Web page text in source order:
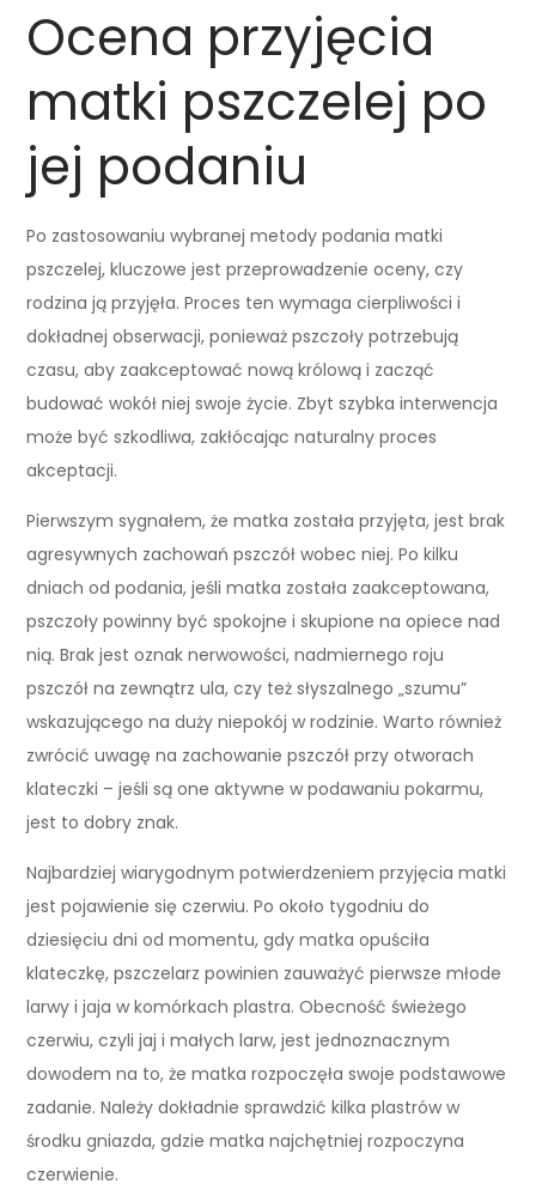
Ocena przyjęcia
matki pszczelej po
jej podaniu
Po zastosowaniu wybranej metody podania matki
pszczelej, kluczowe jest przeprowadzenie oceny, czy
rodzina ją przyjęła. Proces ten wymaga cierpliwości i
dokładnej obserwacji, ponieważ pszczoły potrzebują
czasu, aby zaakceptować nową królową i zacząć
budować wokół niej swoje życie. Zbyt szybka interwencja
może być szkodliwa, zakłócając naturalny proces
akceptacji.
Pierwszym sygnałem, że matka została przyjęta, jest brak
agresywnych zachowań pszczół wobec niej. Po kilku
dniach od podania, jeśli matka została zaakceptowana,
pszczoły powinny być spokojne i skupione na opiece nad
nią. Brak jest oznak nerwowości, nadmiernego roju
pszczół na zewnątrz ula, czy też słyszalnego „szumu”
wskazującego na duży niepokój w rodzinie. Warto również
zwrócić uwagę na zachowanie pszczół przy otworach
klateczki – jeśli są one aktywne w podawaniu pokarmu,
jest to dobry znak.
Najbardziej wiarygodnym potwierdzeniem przyjęcia matki
jest pojawienie się czerwiu. Po około tygodniu do
dziesięciu dni od momentu, gdy matka opuściła
klateczkę, pszczelarz powinien zauważyć pierwsze młode
larwy i jaja w komórkach plastra. Obecność świeżego
czerwiu, czyli jaj i małych larw, jest jednoznacznym
dowodem na to, że matka rozpoczęła swoje podstawowe
zadanie. Należy dokładnie sprawdzić kilka plastrów w
środku gniazda, gdzie matka najchętniej rozpoczyna
czerwienie.